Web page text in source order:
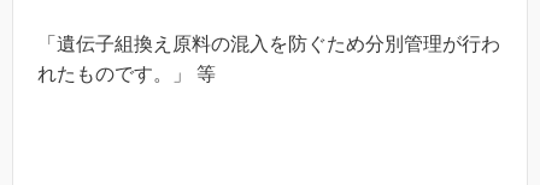
「遺伝子組換え原料の混入を防ぐため分別管理が行わ
れたものです。」 等